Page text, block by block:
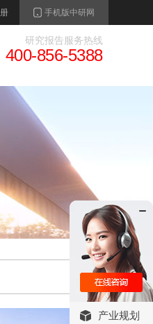
手机版中研网
研究报告服务热线
400-856-5388
产业规划